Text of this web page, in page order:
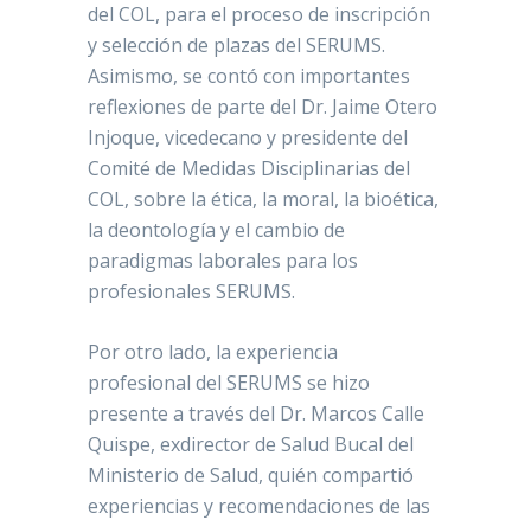
del COL, para el proceso de inscripción
y selección de plazas del SERUMS.
Asimismo, se contó con importantes
reflexiones de parte del Dr. Jaime Otero
Injoque, vicedecano y presidente del
Comité de Medidas Disciplinarias del
COL, sobre la ética, la moral, la bioética,
la deontología y el cambio de
paradigmas laborales para los
profesionales SERUMS.
Por otro lado, la experiencia
profesional del SERUMS se hizo
presente a través del Dr. Marcos Calle
Quispe, exdirector de Salud Bucal del
Ministerio de Salud, quién compartió
experiencias y recomendaciones de las